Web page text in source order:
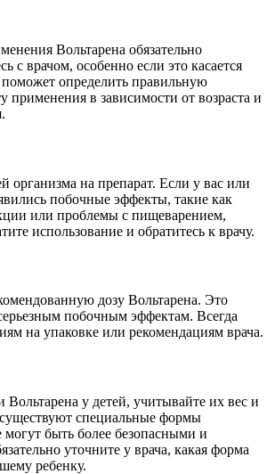
Вольтарена обязательно
с врачом, особенно если это касается
определить правильную
применения в зависимости от возраста и
организма на препарат. Если у вас или
побочные эффекты, такие как
или проблемы с пищеварением,
использование и обратитесь к врачу.
дозу Вольтарена. Это
побочным эффектам. Всегда
на упаковке или рекомендациям врача.
у детей, учитывайте их вес и
существуют специальные формы
могут быть более безопасными и
уточните у врача, какая форма
ребенку.